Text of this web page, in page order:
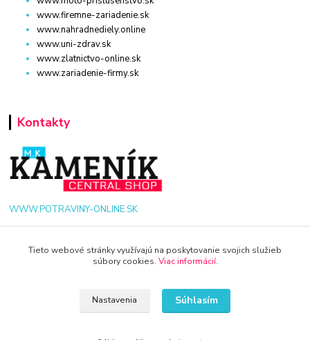
www.firemne-zariadenie.sk
www.nahradnediely.online
www.uni-zdrav.sk
www.zlatnictvo-online.sk
www.zariadenie-firmy.sk
Kontakty
WWW.POTRAVINY-ONLINE.SK
+421 940 949 000
Tieto webové stránky využívajú na poskytovanie svojich služieb
súbory cookies. Viac informácií.
Nastavenia Súhlasím